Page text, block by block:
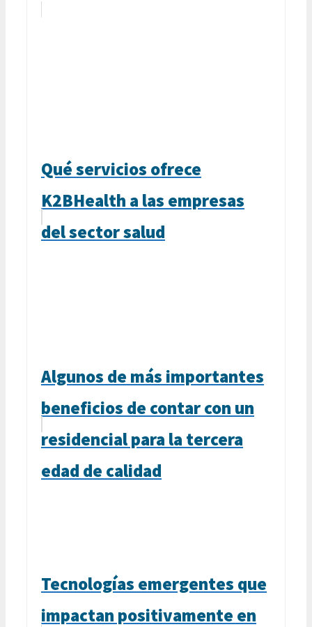
Qué servicios ofrece
K2BHealth a las empresas
del sector salud
Algunos de más importantes
beneficios de contar con un
residencial para la tercera
edad de calidad
Tecnologías emergentes que
impactan positivamente en